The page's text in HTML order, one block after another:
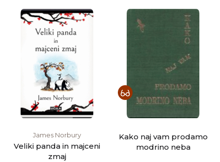
James Norbury
Veliki panda in majceni
zmaj
Kako naj vam prodamo
modrino neba